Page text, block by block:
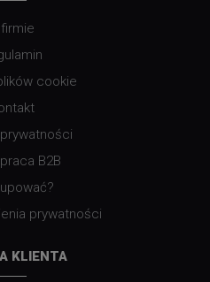
firmie
cookie
B2B
prywatności
KLIENTA